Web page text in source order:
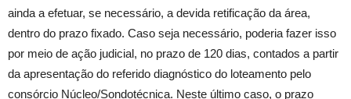
ainda a efetuar, se necessário, a devida retificação da área,
dentro do prazo fixado. Caso seja necessário, poderia fazer isso
por meio de ação judicial, no prazo de 120 dias, contados a partir
da apresentação do referido diagnóstico do loteamento pelo
consórcio Núcleo/Sondotécnica. Neste último caso, o prazo